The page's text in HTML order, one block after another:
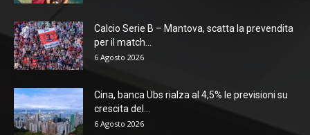
Calcio Serie B – Mantova, scatta la prevendita
per il match...
6 Agosto 2026
Cina, banca Ubs rialza al 4,5% le previsioni su
crescita del...
6 Agosto 2026